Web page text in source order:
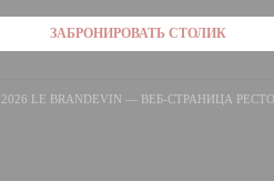
ЗАБРОНИРОВАТЬ СТОЛИК
LE BRANDEVIN — ВЕБ-СТРАНИЦА